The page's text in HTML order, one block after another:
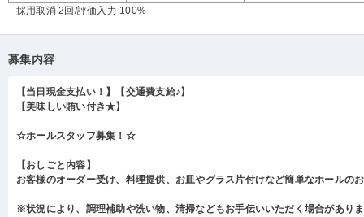
採用取消 2回 /評価入力 100%
募集内容
【当日現金支払い！】【交通費支給♪】
【美味しい賄い付き★】
☆ホールスタッフ募集！☆
【おしごと内容】
お客様のオーダー受け、料理提供、お皿やグラス片付けなど簡単なホールの
※状況により、調理補助や洗い物、清掃などもお手伝いいただく場合があり